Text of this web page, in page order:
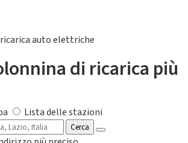
auto elettriche
di ricarica più
Lista delle stazioni
Cerca